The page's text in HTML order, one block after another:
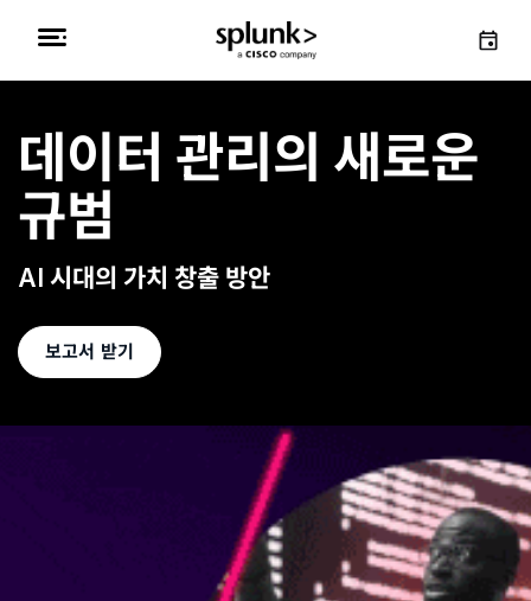
데이터 관리의 새로운
규범
AI 시대의 가치 창출 방안
보고서 받기